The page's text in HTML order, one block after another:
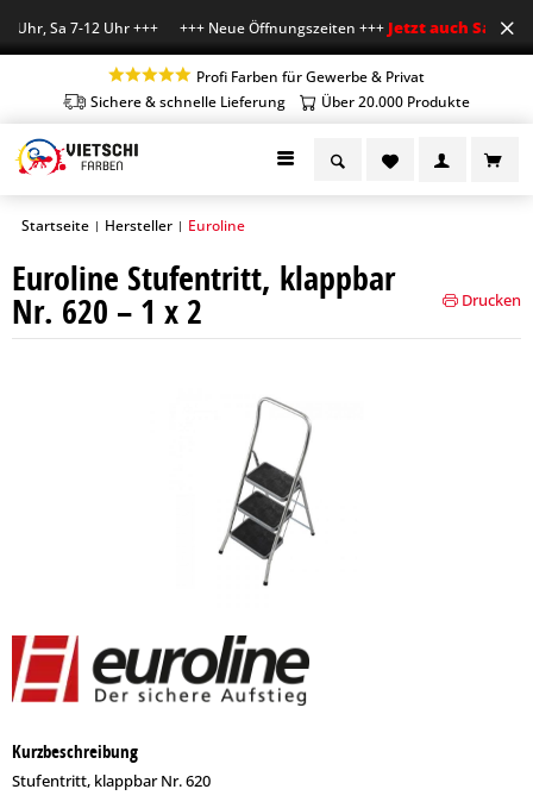
Uhr, Sa 7-12 Uhr +++ +++ Neue Öffnungszeiten +++Jetzt auch Sa
Profi Farben für Gewerbe & Privat
Sichere & schnelle Lieferung
Über 20.000 Produkte
Startseite | Hersteller | Euroline
Euroline Stufentritt, klappbar
Nr. 620 – 1 x 2 Drucken
Kurzbeschreibung
Stufentritt, klappbar Nr. 620